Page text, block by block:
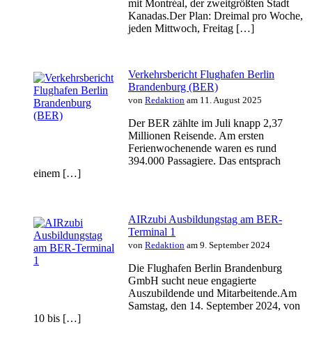
mit Montréal, der zweitgrößten Stadt
Kanadas.Der Plan: Dreimal pro Woche,
jeden Mittwoch, Freitag […]
Verkehrsbericht Flughafen Berlin
Brandenburg (BER)
von Redaktion am 11. August 2025
Der BER zählte im Juli knapp 2,37
Millionen Reisende. Am ersten
Ferienwochenende waren es rund
394.000 Passagiere. Das entsprach
einem […]
AIRzubi Ausbildungstag am BER-
Terminal 1
von Redaktion am 9. September 2024
Die Flughafen Berlin Brandenburg
GmbH sucht neue engagierte
Auszubildende und Mitarbeitende.Am
Samstag, den 14. September 2024, von
10 bis […]